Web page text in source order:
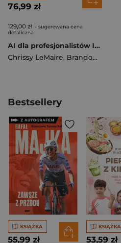
76,99 zł
129,00 zł - sugerowana cena
detaliczna
AI dla profesjonalistów IT. Narzędzia i techniki zwiększające produktywność
Chrissy LeMaire, Brandon Abshire
Bestsellery
KSIĄŻKA
55,99 zł
KSIĄŻKA
53,59 zł